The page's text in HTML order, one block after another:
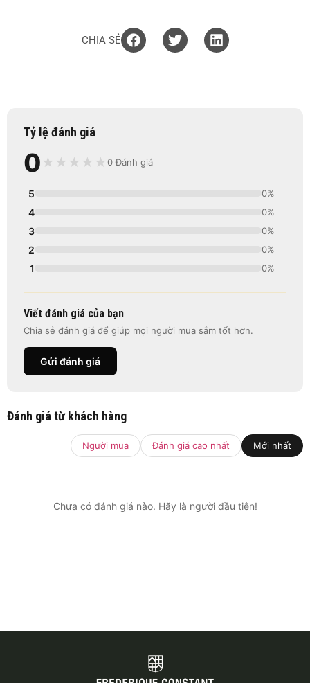
CHIA SẺ
Tỷ lệ đánh giá
0 ★ ★ ★ ★ ★0 Đánh giá
5 0%
4 0%
3 0%
2 0%
1 0%
Viết đánh giá của bạn
Chia sẻ đánh giá để giúp mọi người mua sắm tốt hơn.
Gửi đánh giá
Đánh giá từ khách hàng
Người mua Đánh giá cao nhất Mới nhất
Chưa có đánh giá nào. Hãy là người đầu tiên!